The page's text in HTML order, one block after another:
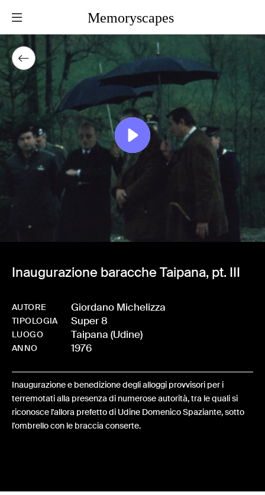
Memoryscapes
Inaugurazione baracche Taipana, pt. III
AUTORE Giordano Michelizza
TIPOLOGIA Super 8
LUOGO Taipana (Udine)
ANNO 1976
Inaugurazione e benedizione degli alloggi provvisori per i
terremotati alla presenza di numerose autorità, tra le quali si
riconosce l'allora prefetto di Udine Domenico Spaziante, sotto
l'ombrello con le braccia conserte.